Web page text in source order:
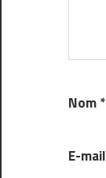
Nom*
E-mail